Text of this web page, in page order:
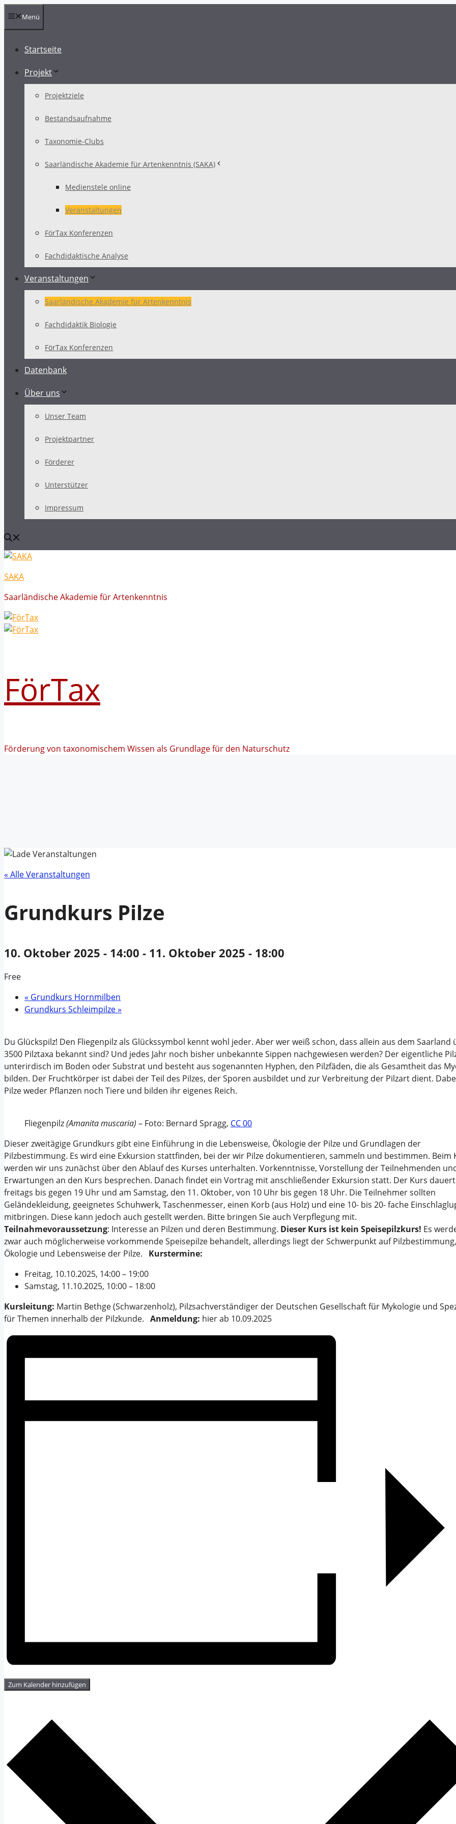
InhaltMenü
Startseite
Projekt
Projektziele
Bestandsaufnahme
Taxonomie-Clubs
Saarländische Akademie für Artenkenntnis (SAKA)
Medienstele online
Veranstaltungen
FörTax Konferenzen
Fachdidaktische Analyse
Veranstaltungen
Saarländische Akademie für Artenkenntnis
Fachdidaktik Biologie
FörTax Konferenzen
Datenbank
Über uns
Unser Team
Projektpartner
Förderer
Unterstützer
Impressum
SAKA
Saarländische Akademie für Artenkenntnis
FörTax
Förderung von taxonomischem Wissen als Grundlage für den Naturschutz
« Alle Veranstaltungen
Grundkurs Pilze
10. Oktober 2025 - 14:00 - 11. Oktober 2025 - 18:00
Free
« Grundkurs Hornmilben
Grundkurs Schleimpilze»
Du Glückspilz! Den Fliegenpilz als Glückssymbol kennt wohl jeder. Aber wer weiß schon, dass allein aus dem Saarland
3500 Pilztaxa bekannt sind? Und jedes Jahr noch bisher unbekannte Sippen nachgewiesen werden? Der eigentliche
unterirdisch im Boden oder Substrat und besteht aus sogenannten Hyphen, den Pilzfäden, die als Gesamtheit das
bilden. Der Fruchtkörper ist dabei der Teil des Pilzes, der Sporen ausbildet und zur Verbreitung der Pilzart dient.
Pilze weder Pflanzen noch Tiere und bilden ihr eigenes Reich.
Fliegenpilz(Amanita muscaria) – Foto: Bernard Spragg, CC 00
Dieser zweitägige Grundkurs gibt eine Einführung in die Lebensweise, Ökologie der Pilze und Grundlagen der
Pilzbestimmung. Es wird eine Exkursion stattfinden, bei der wir Pilze dokumentieren, sammeln und bestimmen. Beim
werden wir uns zunächst über den Ablauf des Kurses unterhalten. Vorkenntnisse, Vorstellung der Teilnehmenden
Erwartungen an den Kurs besprechen. Danach findet ein Vortrag mit anschließender Exkursion statt. Der Kurs dauert
freitags bis gegen 19 Uhr und am Samstag, den 11. Oktober, von 10 Uhr bis gegen 18 Uhr. Die Teilnehmer sollten
Geländekleidung, geeignetes Schuhwerk, Taschenmesser, einen Korb (aus Holz) und eine 10- bis 20- fache
mitbringen. Diese kann jedoch auch gestellt werden. Bitte bringen Sie auch Verpflegung mit.
Teilnahmevoraussetzung: Interesse an Pilzen und deren Bestimmung. Dieser Kurs ist kein Speisepilzkurs! Es
zwar auch möglicherweise vorkommende Speisepilze behandelt, allerdings liegt der Schwerpunkt auf Pilzbestimmung,
Ökologie und Lebensweise der Pilze. Kurstermine:
Freitag, 10.10.2025, 14:00 – 19:00
Samstag, 11.10.2025, 10:00 – 18:00
Kursleitung: Martin Bethge (Schwarzenholz), Pilzsachverständiger der Deutschen Gesellschaft für Mykologie und
für Themen innerhalb der Pilzkunde. Anmeldung: hier ab 10.09.2025
Zum Kalender hinzufügen